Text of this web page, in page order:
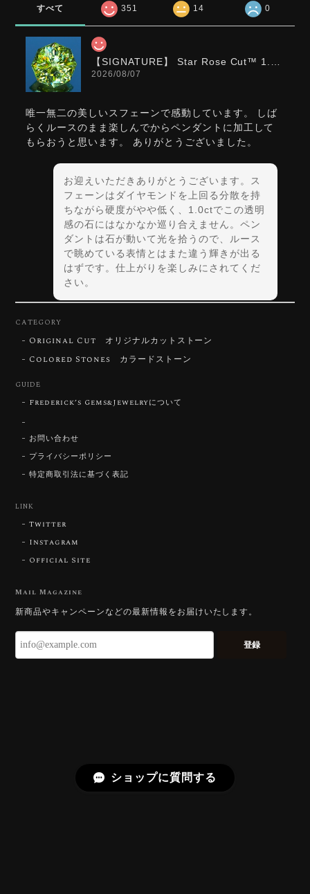
すべて 351 14 0
【SIGNATURE】 Star Rose Cut™️ 1.0ct Natural Green Sphene
2026/08/07
唯一無二の美しいスフェーンで感動しています。 しば
らくルースのまま楽しんでからペンダントに加工して
もらおうと思います。 ありがとうございました。
お迎えいただきありがとうございます。ス
フェーンはダイヤモンドを上回る分散を持
ちながら硬度がやや低く、1.0ctでこの透明
感の石にはなかなか巡り合えません。ペン
ダントは石が動いて光を拾うので、ルース
で眺めている表情とはまた違う輝きが出る
はずです。仕上がりを楽しみにされてくだ
さい。
2026/07/30
ずっと待ち望んでいたカットを運よく購入できて嬉し
いです。 ウルウルとギラギラを一度に見ることができ
る不思議なカットだと感じました。強い煌めきだけで
で、そう感じていただけたことがなにより
です。Star Rose Cut™ は中心から外へ広
CATEGORY
Original Cut オリジナルカットストーン
Colored Stones カラードストーン
GUIDE
Frederick’s Gems&Jewelryについて
お問い合わせ
プライバシーポリシー
特定商取引法に基づく表記
LINK
Twitter
Instagram
Official Site
Mail Magazine
新商品やキャンペーンなどの最新情報をお届けいたします。
登録
ショップに質問する